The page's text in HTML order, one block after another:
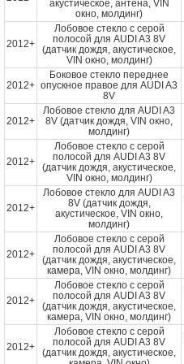
акустическое, антена, VIN
окно, молдинг)
2012+
Лобовое стекло с серой
полосой для AUDI A3 8V
(датчик дождя, акустическое,
VIN окно, молдинг)
2012+
Боковое стекло переднее
опускное правое для AUDI A3
8V
2012+
Лобовое стекло для AUDI A3
8V (датчик дождя, VIN окно,
молдинг)
2012+
Лобовое стекло с серой
полосой для AUDI A3 8V
(датчик дождя, акустическое,
VIN окно, молдинг)
2012+
Лобовое стекло для AUDI A3
8V (датчик дождя,
акустическое, VIN окно,
молдинг)
2012+
Лобовое стекло с серой
полосой для AUDI A3 8V
(датчик дождя, акустическое,
камера, VIN окно, молдинг)
2012+
Лобовое стекло с серой
полосой для AUDI A3 8V
(датчик дождя, акустическое,
камера, VIN окно, молдинг)
2012+
Лобовое стекло с серой
полосой для AUDI A3 8V
(датчик дождя, акустическое,